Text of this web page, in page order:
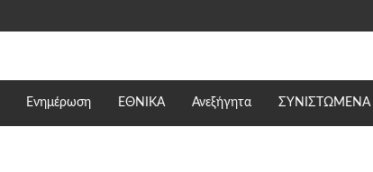
Ενημέρωση ΕΘΝΙΚΆ Ανεξήγητα ΣΥΝΙΣΤΩΜΕΝΑ